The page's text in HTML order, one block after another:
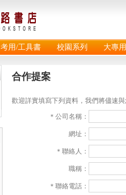
考用/工具書 校園系列 大專
合作提案
歡迎詳實填寫下列資料，我們將儘速
＊公司名稱：
網址：
＊聯絡人：
職稱：
＊聯絡電話：